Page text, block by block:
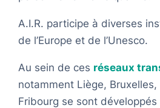
A.I.R. participe à diverses
de l’Europe et de l’Unesco.
Au sein de ces réseaux
notamment Liège,
Fribourg se sont